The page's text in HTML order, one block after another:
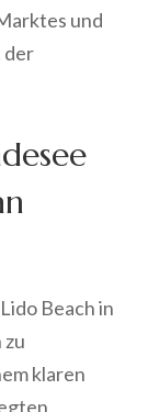
und
der
Beach in
zu
klaren